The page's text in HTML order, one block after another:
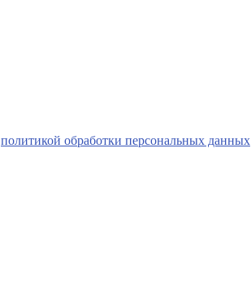
политикой обработки персональных данных